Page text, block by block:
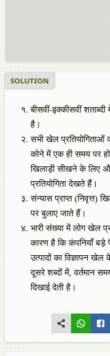
SOLUTION
बीसवीं-इक्कीसवीं
है।
सभी खेल प्रतियोगिताओं
कोने में एक ही समय पर
खिलाड़ी सीखने के लिए
प्रतियोगिता देखते हैं।
संन्यास प्राप्त (निवृत्त)
पर बुलाए जाते हैं।
भारी संख्या में लोग खेल
कारण है कि कंपनियाँ
उत्पादों का विज्ञापन
दूसरे शब्दों में, वर्तमान
दिखाई देती है।